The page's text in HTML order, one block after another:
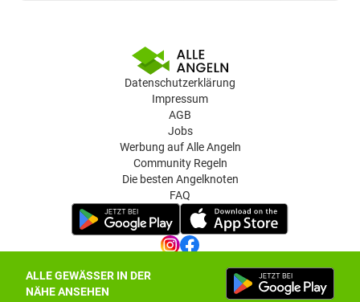
ALLE GEWÄSSER IN DER
NÄHE ANSEHEN
Datenschutzerklärung
Impressum
AGB
Jobs
Werbung auf Alle Angeln
Community Regeln
Die besten Angelknoten
FAQ
Datenschutz-Einstellungen